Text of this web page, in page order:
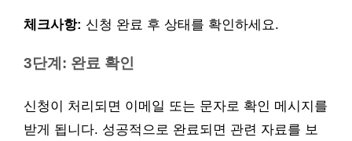
체크사항: 신청 완료 후 상태를 확인하세요.
3단계: 완료 확인
신청이 처리되면 이메일 또는 문자로 확인 메시지를
받게 됩니다. 성공적으로 완료되면 관련 자료를 보